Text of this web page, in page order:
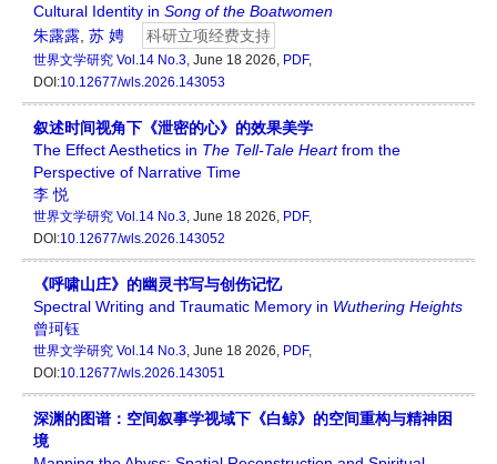
Cultural Identity in Song of the Boatwomen
朱露露, 苏 娉 科研立项经费支持
世界文学研究 Vol.14 No.3, June 18 2026, PDF,
DOI:10.12677/wls.2026.143053
叙述时间视角下《泄密的心》的效果美学
The Effect Aesthetics in The Tell-Tale Heartfrom the
Perspective of Narrative Time
李 悦
世界文学研究 Vol.14 No.3, June 18 2026, PDF,
DOI:10.12677/wls.2026.143052
《呼啸山庄》的幽灵书写与创伤记忆
Spectral Writing and Traumatic Memory in Wuthering Heights
曾珂钰
世界文学研究 Vol.14 No.3, June 18 2026, PDF,
DOI:10.12677/wls.2026.143051
深渊的图谱：空间叙事学视域下《白鲸》的空间重构与精神困
境